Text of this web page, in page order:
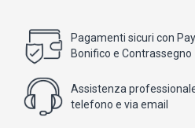
Pagamenti sicuri con
Bonifico e Contrassegno
Assistenza
telefono e via email